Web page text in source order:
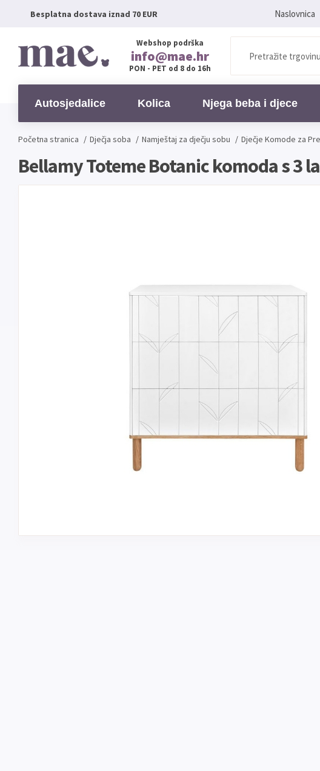
Besplatna dostava iznad 70 EUR Naslovnica
Webshop podrška
info@mae.hr
PON - PET od 8 do 16h
Autosjedalice Kolica Njega beba i djece
Početna stranica / Dječja soba / Namještaj za dječju sobu / Dječje Komode za
Bellamy Toteme Botanic komoda s 3